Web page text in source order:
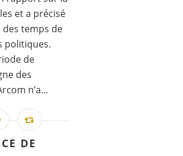
et a précisé
temps de
politiques.
de
des
n’a...
DE